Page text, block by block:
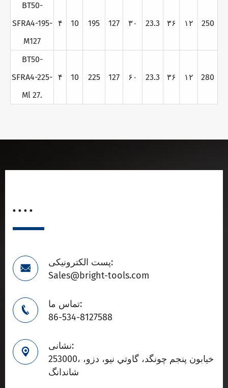
BT50-
SFRA4-195-
M127
۴ 10 195 127 ۳۰ 23.3 ۳۶ ۱۲ 250
BT50-
SFRA4-225-
Ml 27.
۴ 10 225 127 ۶۰ 23.3 ۳۶ ۱۲ 280
. . . .

پست الکترونیکی:
Sales@bright-tools.com

تماس ما:
86-534-8127588

نشانی:
253000، خيابون پنجم چونگد، گاوتي نيو، دزو،
شاندانگ